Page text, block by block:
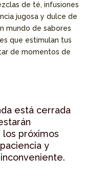
de té, infusiones
jugosa y dulce de
mundo de sabores
que estimulan tus
de momentos de
está cerrada
próximos
y